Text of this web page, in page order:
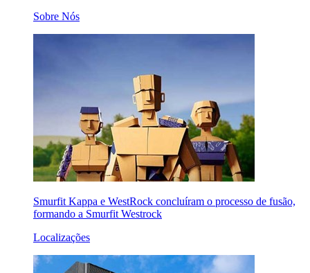
Sobre Nós
Smurfit Kappa e WestRock concluíram o processo de fusão,
formando a Smurfit Westrock
Localizações